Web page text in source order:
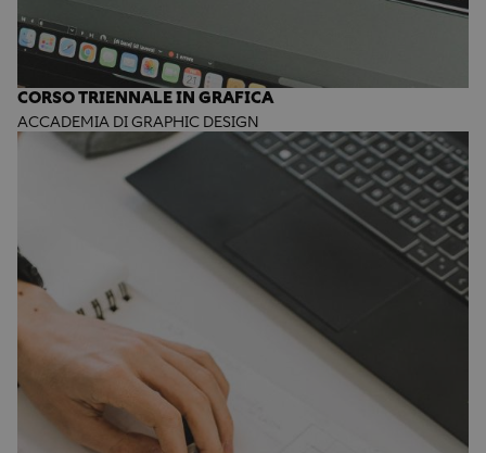
CORSO TRIENNALE IN GRAFICA
ACCADEMIA DI GRAPHIC DESIGN